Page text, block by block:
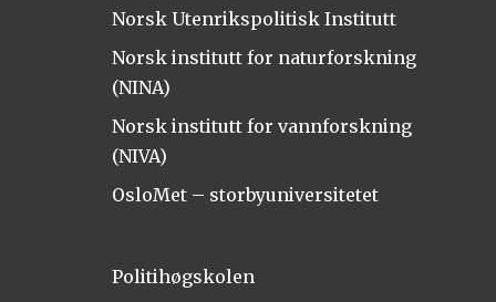
Norsk Utenrikspolitisk Institutt
Norsk institutt for naturforskning
(NINA)
Norsk institutt for vannforskning
(NIVA)
OsloMet – storbyuniversitetet
Politihøgskolen